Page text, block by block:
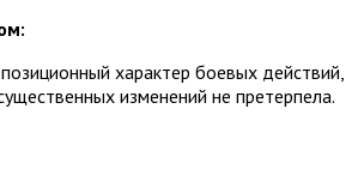
характер боевых действий,
изменений не претерпела.